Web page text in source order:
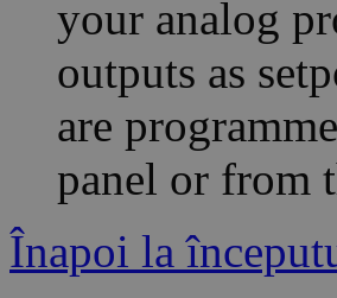
your analog
outputs as
are
panel or from
Înapoi la